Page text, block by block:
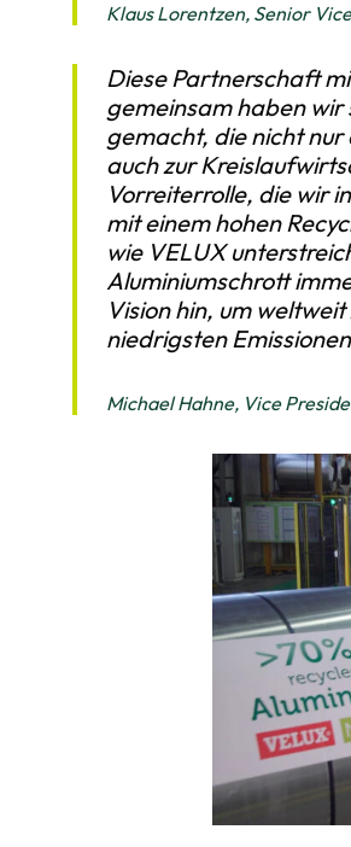
Klaus Lorentzen, Senior
Diese Partnerschaft
gemeinsam haben
gemacht, die nicht
auch zur
Vorreiterrolle, die wir
mit einem hohen
wie VELUX
Aluminiumschrott
Vision hin, um
niedrigsten
Michael Hahne, Vice